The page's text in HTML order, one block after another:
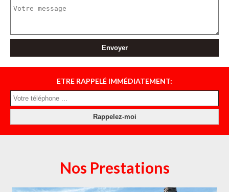
ETRE RAPPELÉ IMMÉDIATEMENT:
Nos Prestations